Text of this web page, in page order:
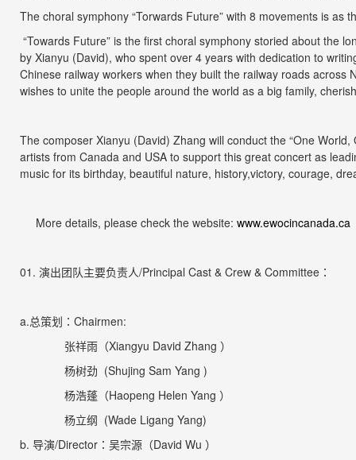
The choral symphony “Torwards Future” with 8 movements is as
“Towards Future” is the first choral symphony storied about the
by Xianyu (David), who spent over 4 years with dedication to
Chinese railway workers when they built the railway roads
wishes to unite the people around the world as a big family,
The composer Xianyu (David) Zhang will conduct the “One
artists from Canada and USA to support this great concert as
music for its birthday, beautiful nature, history,victory, courage,
More details, please check the website: www.ewocincanada.ca
01. 演出团队主要负责人/Principal Cast & Crew & Committee ：
a.总策划 ： Chairmen:
张祥雨（Xiangyu David Zhang ）
杨树劲 (Shujing Sam Yang )
杨浩蓬（Haopeng Helen Yang ）
杨立纲 (Wade Ligang Yang)
b. 导演/Director ： 吴宗源 （David Wu ）